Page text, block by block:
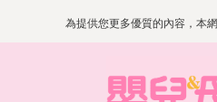
為提供您更多優質的內容，本